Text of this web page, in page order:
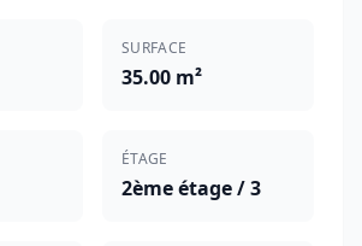
SURFACE
35.00 m²
ÉTAGE
2ème étage / 3